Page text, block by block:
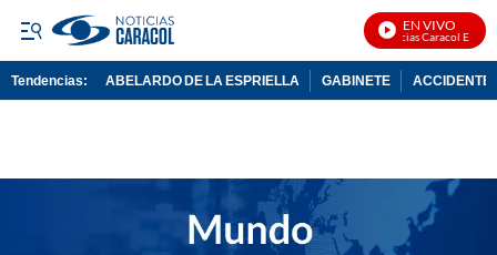
EN VIVO
Noticias Caracol En Vivo
Tendencias: ABELARDO DE LA ESPRIELLA GABINETE ACCIDENTE